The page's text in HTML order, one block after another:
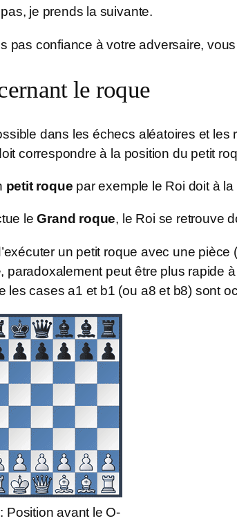
je prends la suivante.
pas confiance à votre adversaire,
le roque
dans les échecs aléatoires et
correspondre à la position du petit
petit roque par exemple le Roi doit à
leGrand roque, le Roi se retrouve
un petit roque avec une
paradoxalement peut être plus rapide
les cases a1 et b1 (ou a8 et b8) sont
Position avant le O-